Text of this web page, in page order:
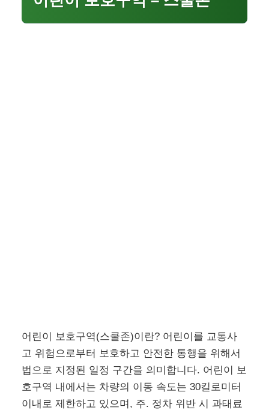
어린이 보호구역(스쿨존)이란? 어린이를 교통사
고 위험으로부터 보호하고 안전한 통행을 위해서
법으로 지정된 일정 구간을 의미합니다. 어린이 보
호구역 내에서는 차량의 이동 속도는 30킬로미터
이내로 제한하고 있으며, 주. 정차 위반 시 과태료